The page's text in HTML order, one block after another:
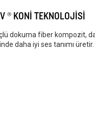
® KONİ TEKNOLOJİSİ
dokuma fiber kompozit,
daha iyi ses tanımı üretir.